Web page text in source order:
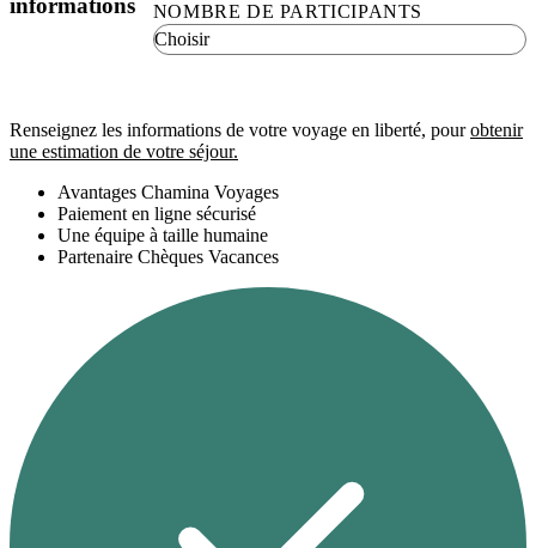
informations
NOMBRE DE PARTICIPANTS
Renseignez les informations de votre voyage en liberté, pourobtenir
une estimation de votre séjour.
Avantages Chamina Voyages
Paiement en ligne sécurisé
Une équipe à taille humaine
Partenaire Chèques Vacances